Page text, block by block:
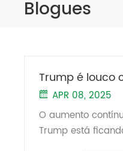
Blogues
Trump é louco
APR 08, 2025
O aumento
Trump está ficando completamente louco. I.